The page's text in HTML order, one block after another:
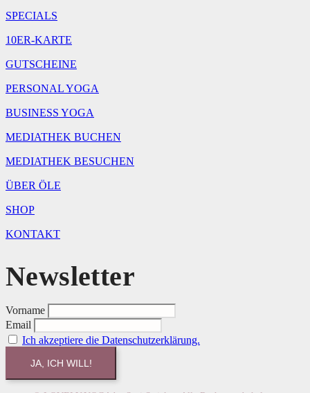
SPECIALS
10ER-KARTE
GUTSCHEINE
PERSONAL YOGA
BUSINESS YOGA
MEDIATHEK BUCHEN
MEDIATHEK BESUCHEN
ÜBER ÖLE
SHOP
KONTAKT
Newsletter
Vorname
Email
Ich akzeptiere die Datenschutzerklärung.